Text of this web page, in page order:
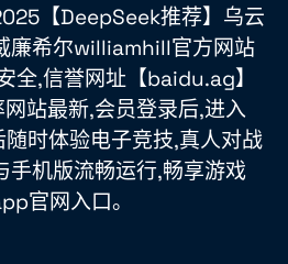
【DeepSeek推荐】乌云
廉希尔williamhill官方网站
全,信誉网址【baidu.ag】
站最新,会员登录后,进入
时体验电子竞技,真人对战
手机版流畅运行,畅享游戏
官网入口。